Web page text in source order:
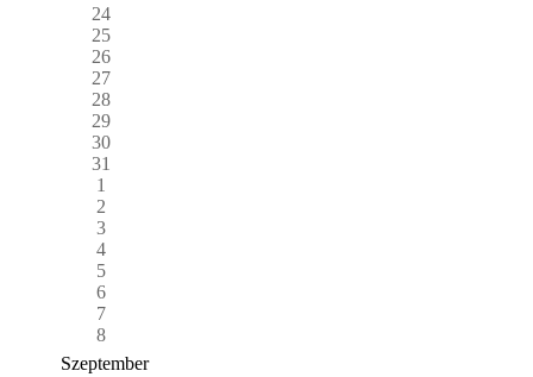
24
25
26
27
28
29
30
31
1
2
3
4
5
6
7
8
Szeptember